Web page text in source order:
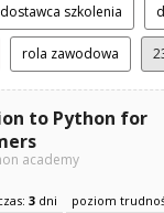
dostawca szkolenia
rola zawodowa
to Python for
academy
3dni poziom